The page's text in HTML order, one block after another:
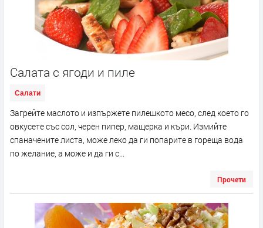
Салата с ягоди и пиле
Салати
Загрейте маслото и изпържете пилешкото месо, след което го
овкусете със сол, черен пипер, мащерка и къри. Измийте
спаначените листа, може леко да ги попарите в гореща вода
по желание, а може и да ги с...
Прочети